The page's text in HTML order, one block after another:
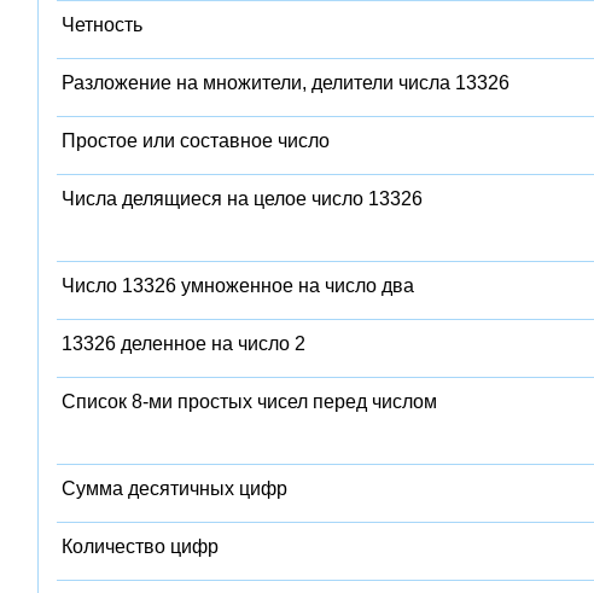
Четность
Разложение на множители, делители числа 13326
Простое или составное число
Числа делящиеся на целое число 13326
Число 13326 умноженное на число два
13326 деленное на число 2
Список 8-ми простых чисел перед числом
Сумма десятичных цифр
Количество цифр